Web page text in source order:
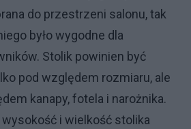
do przestrzeni salonu, tak
było wygodne dla
Stolik powinien być
pod względem rozmiaru, ale
kanapy, fotela i narożnika.
i wielkość stolika